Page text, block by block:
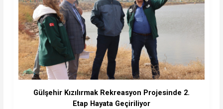
Gülşehir Kızılırmak Rekreasyon Projesinde 2.
Etap Hayata Geçiriliyor